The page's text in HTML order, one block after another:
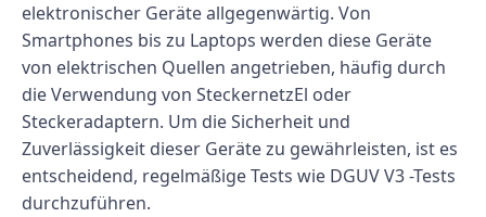
elektronischer Geräte allgegenwärtig. Von
Smartphones bis zu Laptops werden diese Geräte
von elektrischen Quellen angetrieben, häufig durch
die Verwendung von SteckernetzEl oder
Steckeradaptern. Um die Sicherheit und
Zuverlässigkeit dieser Geräte zu gewährleisten, ist es
entscheidend, regelmäßige Tests wie DGUV V3 -Tests
durchzuführen.